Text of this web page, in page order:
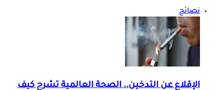
نصائح
الإقلاع عن التدخين.. الصحة العالمية تشرح كيف